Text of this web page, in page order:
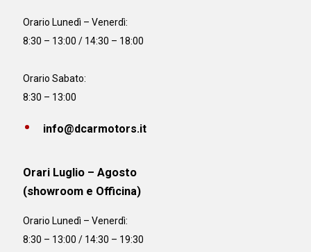
Orario Lunedì – Venerdì:
8:30 – 13:00 / 14:30 – 18:00
Orario Sabato:
8:30 – 13:00
info@dcarmotors.it
Orari Luglio – Agosto
(showroom e Officina)
Orario Lunedì – Venerdì:
8:30 – 13:00 / 14:30 – 19:30